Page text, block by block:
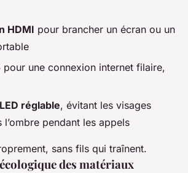
HDMI pour brancher un écran ou un
pour une connexion internet filaire,
réglable, évitant les visages
l’ombre pendant les appels
sans fils qui traînent.
des matériaux